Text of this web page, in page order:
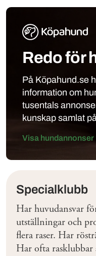
Redo för
På Köpahund.se
information om
tusentals
kunskap samlat
Visa hundannonser
Specialklubb
Har huvudansvar
utställningar och
flera raser. Har
Har ofta